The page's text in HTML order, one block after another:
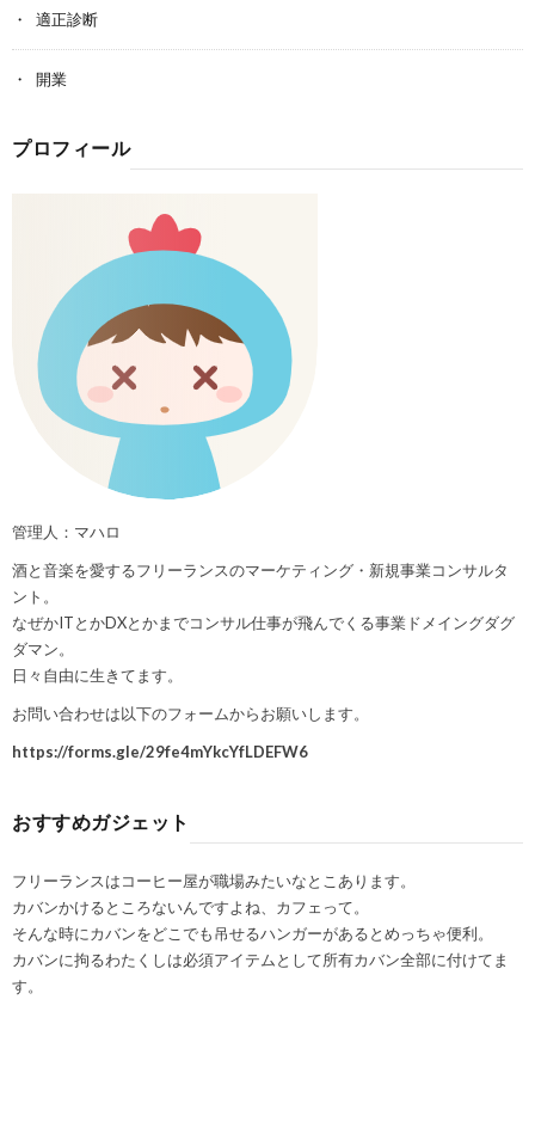
適正診断
開業
プロフィール
管理人：マハロ
酒と音楽を愛するフリーランスのマーケティング・新規事業コンサルタ
ント。
なぜかITとかDXとかまでコンサル仕事が飛んでくる事業ドメイングダグ
ダマン。
日々自由に生きてます。
お問い合わせは以下のフォームからお願いします。
https://forms.gle/29fe4mYkcYfLDEFW6
おすすめガジェット
フリーランスはコーヒー屋が職場みたいなとこあります。
カバンかけるところないんですよね、カフェって。
そんな時にカバンをどこでも吊せるハンガーがあるとめっちゃ便利。
カバンに拘るわたくしは必須アイテムとして所有カバン全部に付けてま
す。